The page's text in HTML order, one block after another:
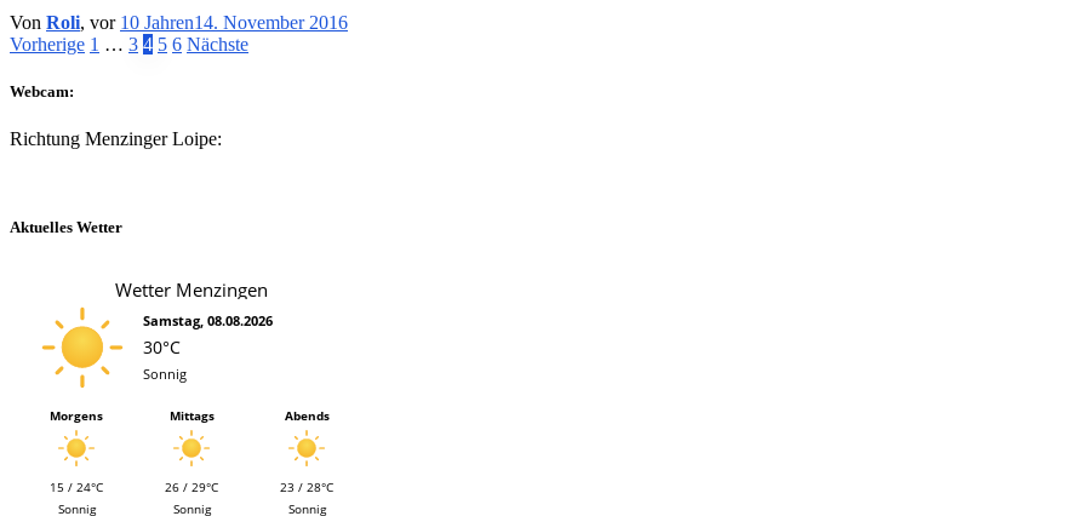
Von Roli, vor 10 Jahren14. November 2016
Beitragsnavigation
Vorherige 1 … 3 4 5 6 Nächste
Webcam:
Richtung Menzinger Loipe:
Aktuelles Wetter
Wetter Menzingen
Samstag, 08.08.2026
30°C
Sonnig
Morgens
15 / 24°C
Sonnig
Mittags
26 / 29°C
Sonnig
Abends
23 / 28°C
Sonnig